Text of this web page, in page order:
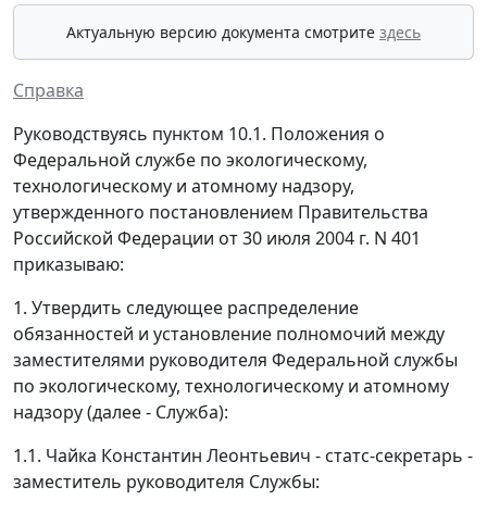
Актуальную версию документа смотрите здесь
Справка
Руководствуясь пунктом 10.1. Положения о
Федеральной службе по экологическому,
технологическому и атомному надзору,
утвержденного постановлением Правительства
Российской Федерации от 30 июля 2004 г. N 401
приказываю:
1. Утвердить следующее распределение
обязанностей и установление полномочий между
заместителями руководителя Федеральной службы
по экологическому, технологическому и атомному
надзору (далее - Служба):
1.1. Чайка Константин Леонтьевич - статс-секретарь -
заместитель руководителя Службы: